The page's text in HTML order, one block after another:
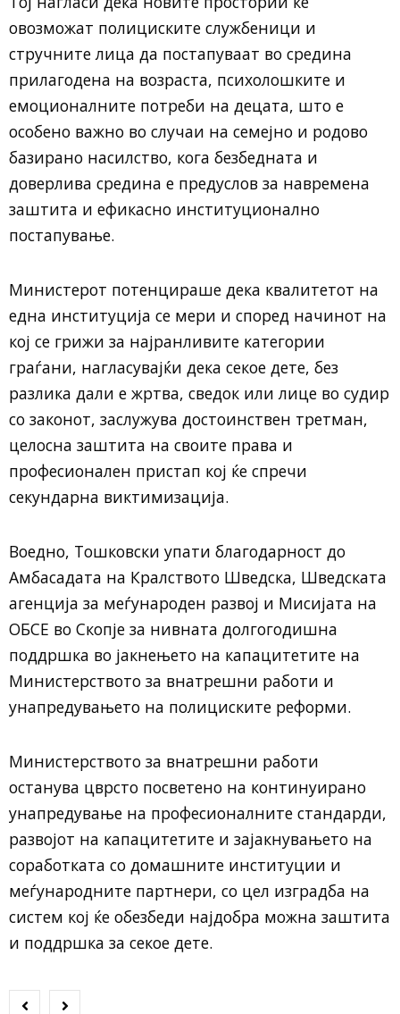
овозможат полициските службеници и
стручните лица да постапуваат во средина
прилагодена на возраста, психолошките и
емоционалните потреби на децата, што е
особено важно во случаи на семејно и родово
базирано насилство, кога безбедната и
доверлива средина е предуслов за навремена
заштита и ефикасно институционално
постапување.
Министерот потенцираше дека квалитетот на
една институција се мери и според начинот на
кој се грижи за најранливите категории
граѓани, нагласувајќи дека секое дете, без
разлика дали е жртва, сведок или лице во судир
со законот, заслужува достоинствен третман,
целосна заштита на своите права и
професионален пристап кој ќе спречи
секундарна виктимизација.
Воедно, Тошковски упати благодарност до
Амбасадата на Кралството Шведска, Шведската
агенција за меѓународен развој и Мисијата на
ОБСЕ во Скопје за нивната долгогодишна
поддршка во јакнењето на капацитетите на
Министерството за внатрешни работи и
унапредувањето на полициските реформи.
Министерството за внатрешни работи
останува цврсто посветено на континуирано
унапредување на професионалните стандарди,
развојот на капацитетите и зајакнувањето на
соработката со домашните институции и
меѓународните партнери, со цел изградба на
систем кој ќе обезбеди најдобра можна заштита
и поддршка за секое дете.